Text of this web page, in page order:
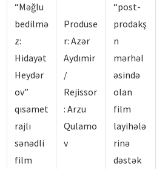
“Məğlu
bedilmə
z:
Hidayət
Heydər
ov”
qısamet
rajlı
sənədli
film
Prodüse
r: Azər
Aydımir
/
Rejissor
: Arzu
Qulamo
v
“post-
prodakş
n
mərhəl
əsində
olan
film
layihələ
rinə
dəstək